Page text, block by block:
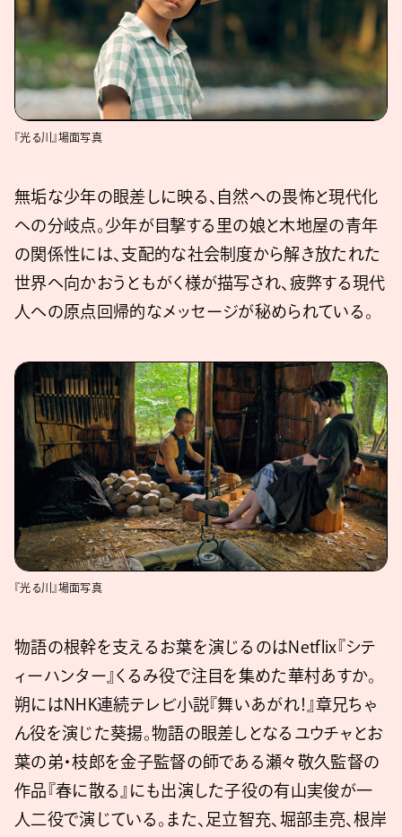
『光る川』場面写真
無垢な少年の眼差しに映る、自然への畏怖と現代化
への分岐点。少年が目撃する里の娘と木地屋の青年
の関係性には、支配的な社会制度から解き放たれた
世界へ向かおうともがく様が描写され、疲弊する現代
人への原点回帰的なメッセージが秘められている。
『光る川』場面写真
物語の根幹を支えるお葉を演じるのはNetflix『シテ
ィーハンター』くるみ役で注目を集めた華村あすか。
朔にはNHK連続テレビ小説『舞いあがれ！』章兄ちゃ
ん役を演じた葵揚。物語の眼差しとなるユウチャとお
葉の弟・枝郎を金子監督の師である瀬々敬久監督の
作品『春に散る』にも出演した子役の有山実俊が一
人二役で演じている。また、足立智充、堀部圭亮、根岸